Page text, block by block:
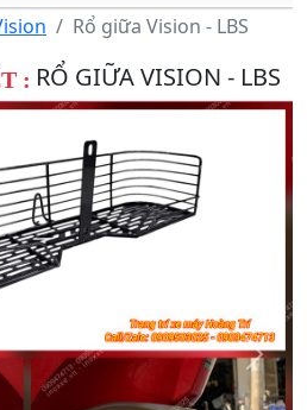
Rổ giữa Vision - LBS
: RỔ GIỮA VISION - LBS
Tiếp
theo